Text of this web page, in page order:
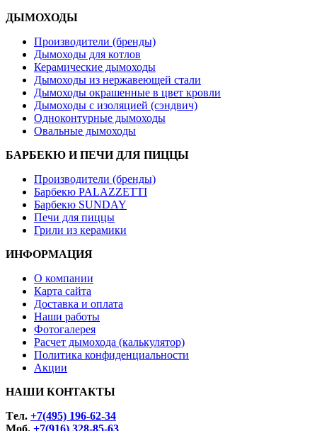
ДЫМОХОДЫ
Производители (бренды)
Дымоходы для котлов
Керамические дымоходы
Дымоходы из нержавеющей стали
Дымоходы окрашенные в цвет кровли
Дымоходы с изоляцией (сэндвич)
Одноконтурные дымоходы
Овальные дымоходы
БАРБЕКЮ И ПЕЧИ ДЛЯ ПИЦЦЫ
Производители (бренды)
Барбекю PALAZZETTI
Барбекю SUNDAY
Печи для пиццы
Грили из керамики
ИНФОРМАЦИЯ
О компании
Карта сайта
Доставка и оплата
Наши работы
Фотогалерея
Расчет дымохода (калькулятор)
Политика конфиденциальности
Акции
НАШИ КОНТАКТЫ
Tел. +7(495) 196-62-34
Моб. +7(916) 328-85-63